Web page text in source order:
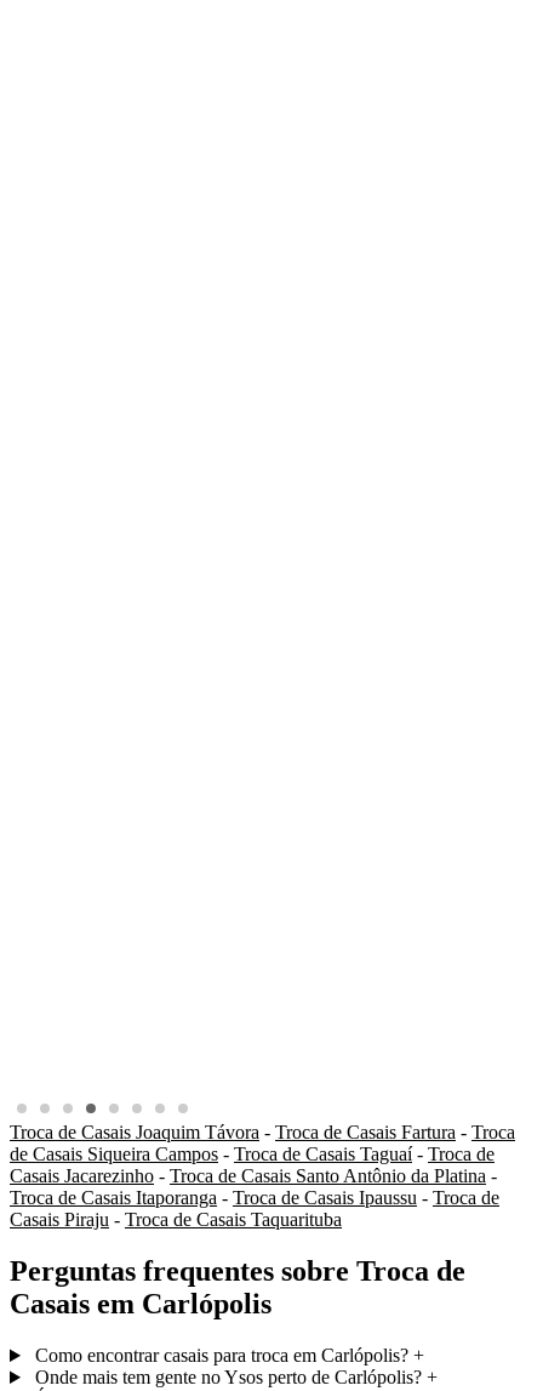
Troca de Casais Joaquim Távora - Troca de Casais Fartura - Troca
de Casais Siqueira Campos - Troca de Casais Taguaí- Troca de
Casais Jacarezinho - Troca de Casais Santo Antônio da Platina -
Troca de Casais Itaporanga - Troca de Casais Ipaussu - Troca de
Casais Piraju - Troca de Casais Taquarituba
Perguntas frequentes sobre Troca de
Casais em Carlópolis
Como encontrar casais para troca em Carlópolis? +
Onde mais tem gente no Ysos perto de Carlópolis? +